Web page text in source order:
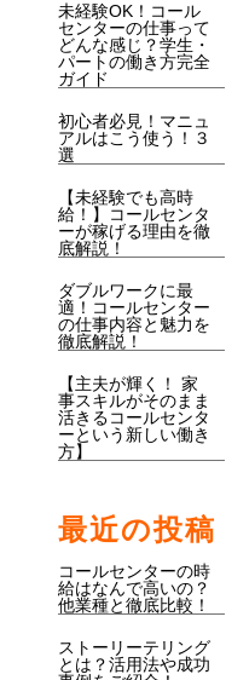
未経験OK！コール
センターの仕事って
どんな感じ？学生・
パートの働き方完全
ガイド
初心者必見！マニュ
アルはこう使う！３
選
【未経験でも高時
給！】コールセンタ
ーが稼げる理由を徹
底解説！
ダブルワークに最
適！コールセンター
の仕事内容と魅力を
徹底解説！
【主夫が輝く！ 家
事スキルがそのまま
活きるコールセンタ
ーという新しい働き
方】
最近の投稿
コールセンターの時
給はなんで高いの？
他業種と徹底比較！
ストーリーテリング
とは？活用法や成功